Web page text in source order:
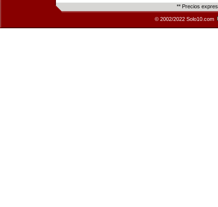
** Precios
© 2002/2022 Solo10.com